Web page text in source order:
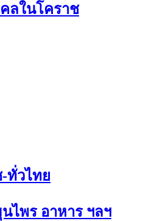
ลในโคราช
ทั่วไทย
ไพร อาหาร ฯลฯ